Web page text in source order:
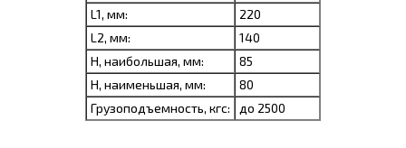
L1, мм:
220
L2, мм:
140
H, наибольшая, мм:
85
H, наименьшая, мм:
80
Грузоподъемность, кгс:
до 2500